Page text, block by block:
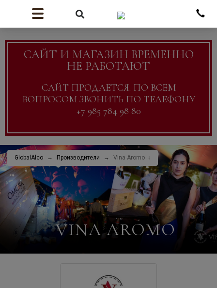
САЙТ И МАГАЗИН ВРЕМЕННО
НЕ РАБОТАЮТ
САЙТ ПРОДАЕТСЯ. ПО ВСЕМ
ВОПРОСОМ ЗВОНИТЬ ПО ТЕЛЕФОНУ
+7 985 784 98 80
GlobalAlco Производители Vina Aromo
VINA AROMO